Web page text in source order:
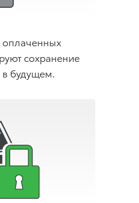
оплаченных
сохранение
будущем.